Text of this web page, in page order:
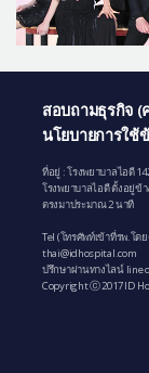
สอบถามธุรกิจ (
นโยบายการใ
ที่อยู่ : โรงพยาบาลไอดี
โรงพยาบาลไอดี ตั้งอยู่ข้
ตรงมาประมาณ 2 นาที
Tel (โทรศัพท์เข้าที่รพ.โดย
thai@idhospital.com
ปรึกษาผ่านทางไลน์ line
Copyright ⓒ 2017 ID